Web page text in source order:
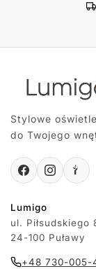
Stylowe
do Twojego
Lumigo
ul. Piłsudskiego
24-100 Puławy
+48 730-005-